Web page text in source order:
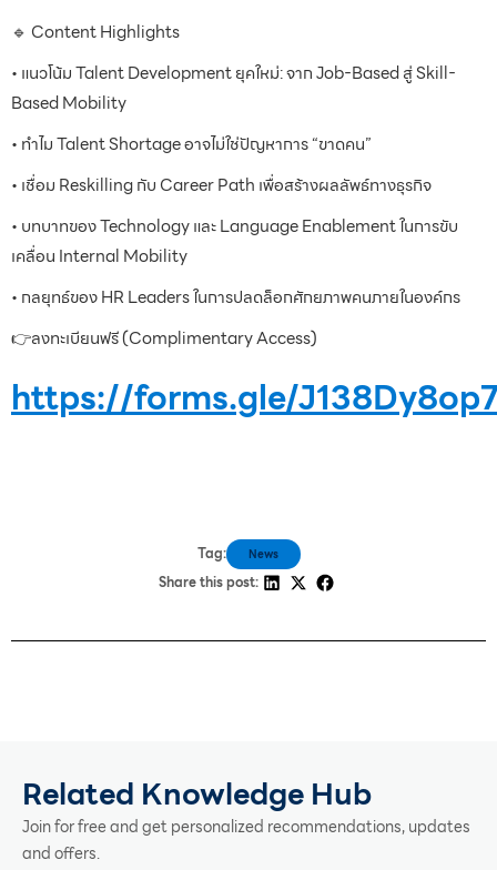
🔹 Content Highlights
• แนวโน้ม Talent Development ยุคใหม่: จาก Job-Based สู่ Skill-
Based Mobility
• ทำไม Talent Shortage อาจไม่ใช่ปัญหาการ “ขาดคน”
• เชื่อม Reskilling กับ Career Path เพื่อสร้างผลลัพธ์ทางธุรกิจ
• บทบาทของ Technology และ Language Enablement ในการขับ
เคลื่อน Internal Mobility
• กลยุทธ์ของ HR Leaders ในการปลดล็อกศักยภาพคนภายในองค์กร
👉ลงทะเบียนฟรี (Complimentary Access)
https://forms.gle/
Tag: News
Share this post:
Related Knowledge Hub
Join for free and get personalized recommendations, updates
and offers.